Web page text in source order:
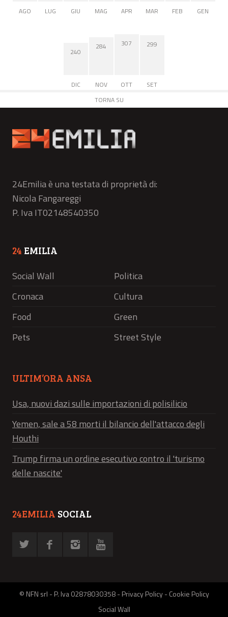
AGO
LUG GIU MAG APR MAR FEB GEN
240
DIC
284
NOV
307
OTT
299
SET
TORNA SU
24Emilia è una testata di proprietà di:
Nicola Fangareggi
P. Iva IT02148540350
24 EMILIA
Social Wall
Politica
Cronaca
Cultura
Food
Green
Pets
Street Style
ULTIM’ORA ANSA
Usa, nuovi dazi sulle importazioni di polisilicio
Yemen, sale a 58 morti il bilancio dell'attacco degli
Houthi
Trump firma un ordine esecutivo contro il 'turismo
delle nascite'
24EMILIA SOCIAL
© NFN srl - P. Iva 02878030358 -Privacy Policy-Cookie Policy
Social Wall